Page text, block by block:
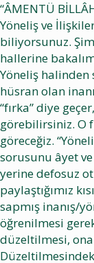
“ÂMENTÜ
Yöneliş ve
biliyorsunuz.
hallerine
Yöneliş
hüsran olan
“fırka” diye
görebilirsiniz. O
göreceğiz.
sorusunu âyet
yerine defosuz
paylaştığımız
sapmış inanış/
öğrenilmesi
düzeltilmesi,